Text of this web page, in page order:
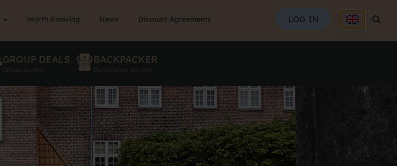
LOG IN
Worth Knowing News Discount Agreements
GROUP DEALS
Group section
BACKPACKER
Backpacker section